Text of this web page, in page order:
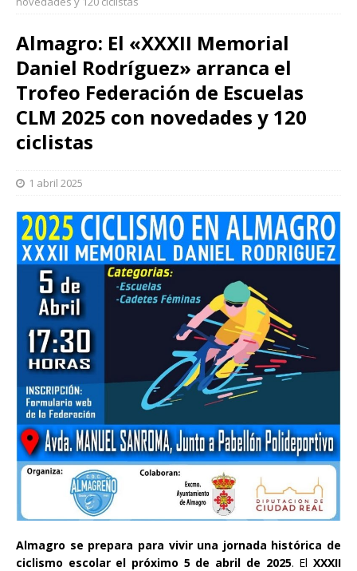
Almagro: El «XXXII Memorial
Daniel Rodríguez» arranca el
Trofeo Federación de Escuelas
CLM 2025 con novedades y 120
ciclistas
1 abril 2025
Almagro se prepara para vivir una jornada histórica de
ciclismo escolar el próximo 5 de abril de 2025. ElXXXII